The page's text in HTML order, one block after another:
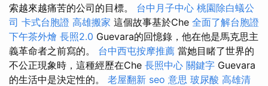
索越來越痛苦的公司的目標。 台中月子中心 桃園除白蟻公
司 卡式台胞證 高雄搬家 這個故事基於Che 全面了解台胞證
下午茶外燴 長照2.0 Guevara的回憶錄，他在他是馬克思主
義革命者之前寫的。 台中西屯按摩推薦 當她目睹了世界的
不公正現象時，這種經歷在Che 長照中心 關鍵字 Guevara
的生活中是決定性的。 老屋翻新 seo 意思 玻尿酸 高雄清